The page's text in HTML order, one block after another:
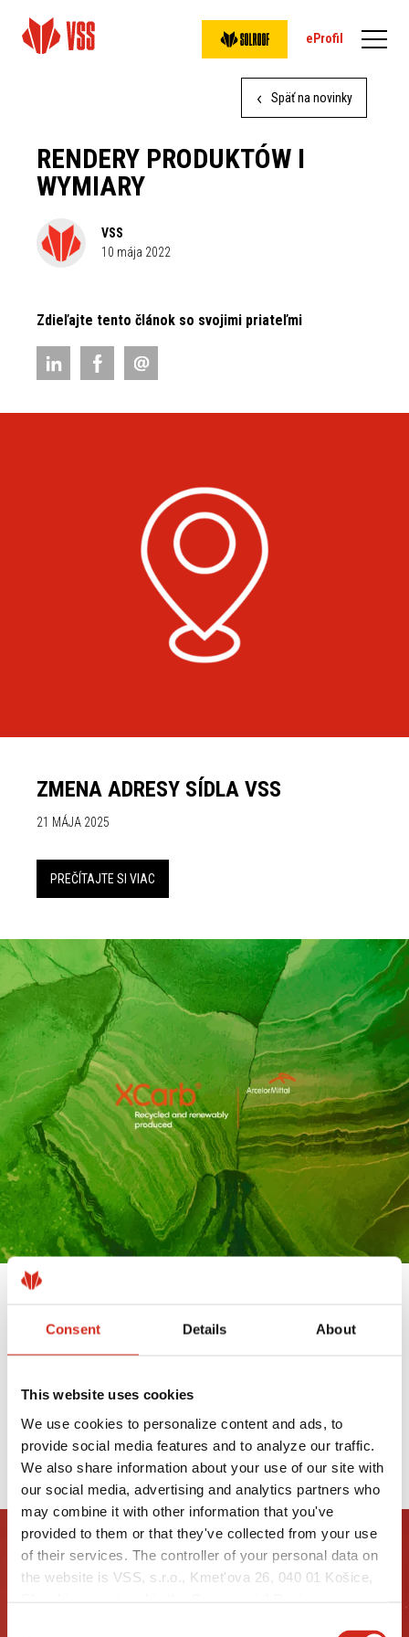
Consent Details About
This website uses cookies
We use cookies to personalize content and ads, to
provide social media features and to analyze our traffic.
We also share information about your use of our site with
our social media, advertising and analytics partners who
may combine it with other information that you've
provided to them or that they've collected from your use
of their services. The controller of your personal data on
the website is VSS, s.r.o., Kmet'ova 26, 040 01 Košice,
eProfil
Späť na novinky
RENDERY PRODUKTÓW I
WYMIARY
VSS
10 mája 2022
Zdieľajte tento článok so svojimi priateľmi
ZMENA ADRESY SÍDLA VSS
21 MÁJA 2025
PREČÍTAJTE SI VIAC
UTK SÚ TERAZ DOSTUPNÉ Z
NÍZKOUHLÍKOVEJ OCELE XCARB®
19 MÁJA 2025
PREČÍTAJTE SI VIAC